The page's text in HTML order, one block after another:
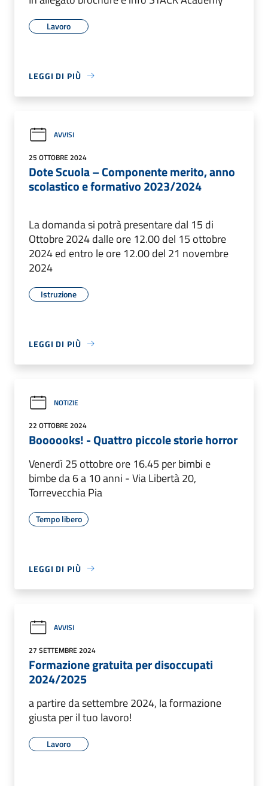
Lavoro
LEGGI DI PIÙ
AVVISI
25 OTTOBRE 2024
Dote Scuola – Componente merito, anno
scolastico e formativo 2023/2024
La domanda si potrà presentare dal 15 di
Ottobre 2024 dalle ore 12.00 del 15 ottobre
2024 ed entro le ore 12.00 del 21 novembre
2024
Istruzione
LEGGI DI PIÙ
NOTIZIE
22 OTTOBRE 2024
Boooooks! - Quattro piccole storie horror
Venerdì 25 ottobre ore 16.45 per bimbi e
bimbe da 6 a 10 anni - Via Libertà 20,
Torrevecchia Pia
Tempo libero
LEGGI DI PIÙ
AVVISI
27 SETTEMBRE 2024
Formazione gratuita per disoccupati
2024/2025
a partire da settembre 2024, la formazione
giusta per il tuo lavoro!
Lavoro